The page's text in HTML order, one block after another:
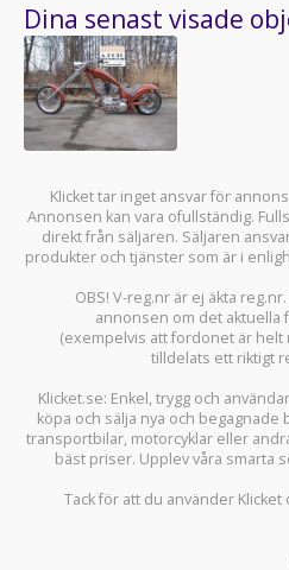
Dina senast visade
Klicket tar inget ansvar för
Annonsen kan vara ofullständig.
direkt från säljaren. Säljaren
produkter och tjänster som är i
OBS! V-reg.nr är ej äkta
annonsen om det aktuella
(exempelvis att fordonet är
tilldelats ett riktigt
Klicket.se: Enkel, trygg och
köpa och sälja nya och begagnade
transportbilar, motorcyklar eller
bäst priser. Upplev våra smarta
Tack för att du använder Klicket